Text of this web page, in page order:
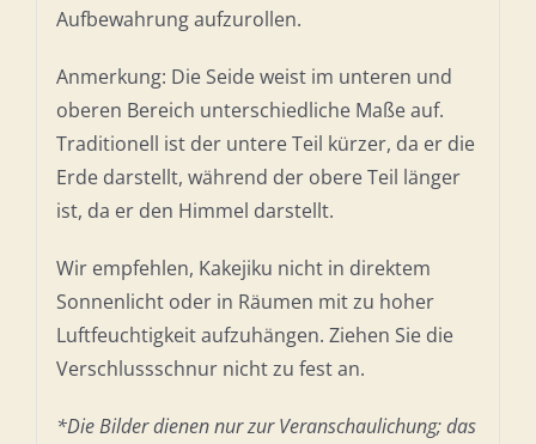
Aufbewahrung aufzurollen.
Anmerkung: Die Seide weist im unteren und
oberen Bereich unterschiedliche Maße auf.
Traditionell ist der untere Teil kürzer, da er die
Erde darstellt, während der obere Teil länger
ist, da er den Himmel darstellt.
Wir empfehlen, Kakejiku nicht in direktem
Sonnenlicht oder in Räumen mit zu hoher
Luftfeuchtigkeit aufzuhängen. Ziehen Sie die
Verschlussschnur nicht zu fest an.
*Die Bilder dienen nur zur Veranschaulichung; das